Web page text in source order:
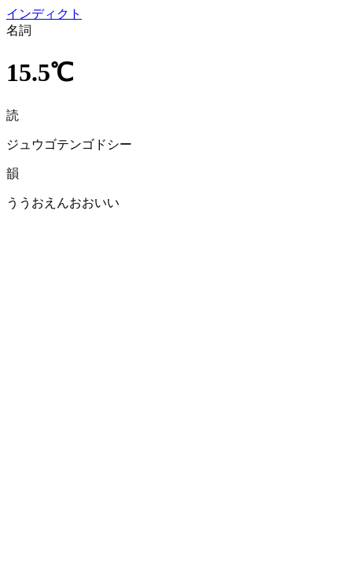
インディクト
名詞
15.5℃
読
ジュウゴテンゴドシー
韻
ううおえんおおいい